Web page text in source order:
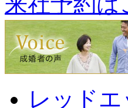
レッド